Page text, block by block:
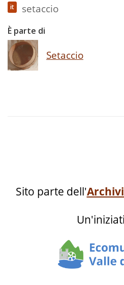
it setaccio
È parte di
Setaccio
Sito parte dell'